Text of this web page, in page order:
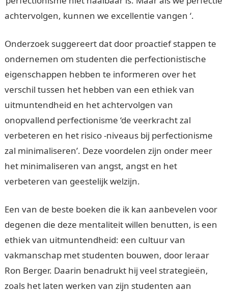
achtervolgen, kunnen we excellentie vangen ‘.
Onderzoek suggereert dat door proactief stappen te
ondernemen om studenten die perfectionistische
eigenschappen hebben te informeren over het
verschil tussen het hebben van een ethiek van
uitmuntendheid en het achtervolgen van
onopvallend perfectionisme ‘de veerkracht zal
verbeteren en het risico -niveaus bij perfectionisme
zal minimaliseren’. Deze voordelen zijn onder meer
het minimaliseren van angst, angst en het
verbeteren van geestelijk welzijn.
Een van de beste boeken die ik kan aanbevelen voor
degenen die deze mentaliteit willen benutten, is een
ethiek van uitmuntendheid: een cultuur van
vakmanschap met studenten bouwen, door leraar
Ron Berger. Daarin benadrukt hij veel strategieën,
zoals het laten werken van zijn studenten aan